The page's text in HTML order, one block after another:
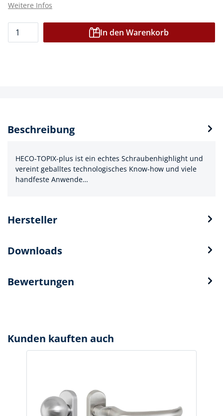
Weitere Infos
In den Warenkorb
Beschreibung
HECO-TOPIX-plus ist ein echtes Schraubenhighlight und
vereint geballtes technologisches Know-how und viele
handfeste Anwende…
Hersteller
Downloads
Bewertungen
Kunden kauften auch